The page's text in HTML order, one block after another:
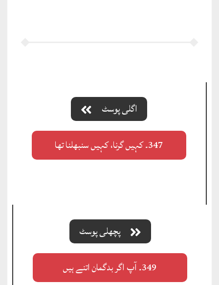
اگلی پوسٹ
347۔ کہیں گرنا، کہیں سنبھلنا تھا
پچھلی پوسٹ
349۔ آپ اگر بدگمان اتنے ہیں